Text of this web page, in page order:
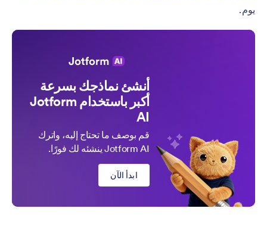
يوم.
أنشئ نماذجك بسرعة
أكبر باستخدام Jotform
AI
قم بوصف ما تحتاج إليه، واترك
Jotform AI ينشئه لك فورًا.
ابدأ الآن